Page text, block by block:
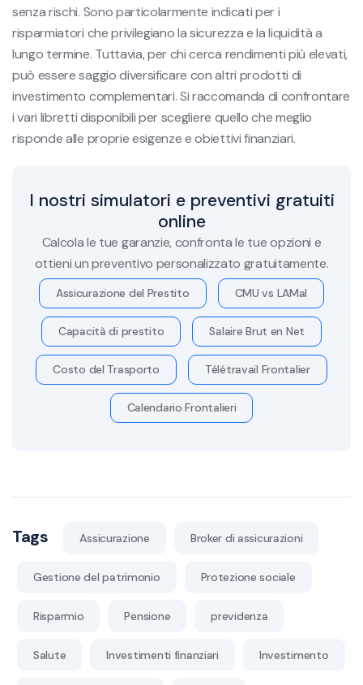
senza rischi. Sono particolarmente indicati per i
risparmiatori che privilegiano la sicurezza e la liquidità a
lungo termine. Tuttavia, per chi cerca rendimenti più elevati,
può essere saggio diversificare con altri prodotti di
investimento complementari. Si raccomanda di confrontare
i vari libretti disponibili per scegliere quello che meglio
risponde alle proprie esigenze e obiettivi finanziari.
I nostri simulatori e preventivi gratuiti
online
Calcola le tue garanzie, confronta le tue opzioni e
ottieni un preventivo personalizzato gratuitamente.
Assicurazione del Prestito CMU vs LAMal
Capacità di prestito Salaire Brut en Net
Costo del Trasporto Télétravail Frontalier
Calendario Frontalieri
Tags Assicurazione Broker di assicurazioni
Gestione del patrimonio Protezione sociale
Risparmio Pensione previdenza
Salute Investimenti finanziari Investimento